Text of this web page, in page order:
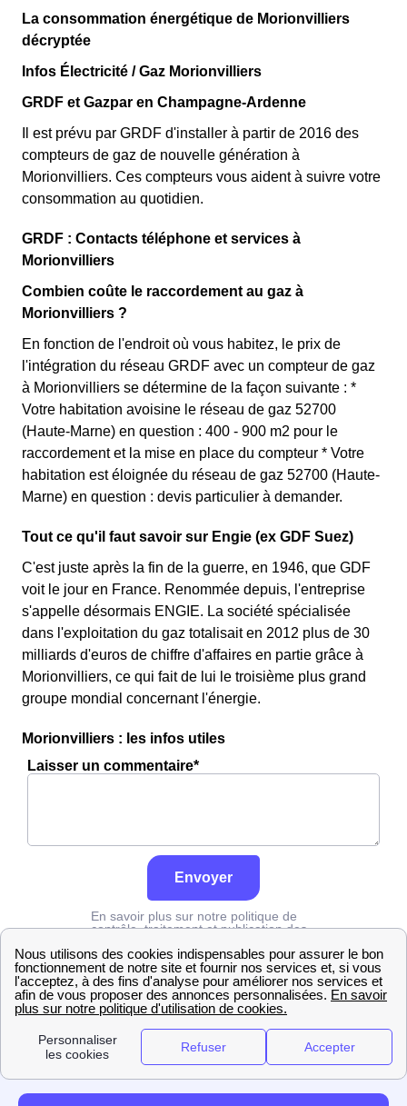
La consommation énergétique de Morionvilliers
décryptée
Infos Électricité / Gaz Morionvilliers
GRDF et Gazpar en Champagne-Ardenne
Il est prévu par GRDF d'installer à partir de 2016 des
compteurs de gaz de nouvelle génération à
Morionvilliers. Ces compteurs vous aident à suivre votre
consommation au quotidien.
GRDF : Contacts téléphone et services à
Morionvilliers
Combien coûte le raccordement au gaz à
Morionvilliers ?
En fonction de l'endroit où vous habitez, le prix de
l'intégration du réseau GRDF avec un compteur de gaz
à Morionvilliers se détermine de la façon suivante : *
Votre habitation avoisine le réseau de gaz 52700
(Haute-Marne) en question : 400 - 900 m2 pour le
raccordement et la mise en place du compteur * Votre
habitation est éloignée du réseau de gaz 52700 (Haute-
Marne) en question : devis particulier à demander.
Tout ce qu'il faut savoir sur Engie (ex GDF Suez)
C'est juste après la fin de la guerre, en 1946, que GDF
voit le jour en France. Renommée depuis, l'entreprise
s'appelle désormais ENGIE. La société spécialisée
dans l'exploitation du gaz totalisait en 2012 plus de 30
milliards d'euros de chiffre d'affaires en partie grâce à
Morionvilliers, ce qui fait de lui le troisième plus grand
groupe mondial concernant l'énergie.
Morionvilliers : les infos utiles
Laisser un commentaire*
Envoyer
En savoir plus sur notre politique de
contrôle, traitement et publication des
Grdf Haute-Marne Morionvilliers